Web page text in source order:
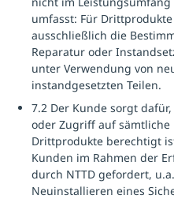
umfasst: Für
ausschließlich die
Reparatur oder
unter Verwendung von
instandgesetzten Teilen.
7.2 Der Kunde sorgt
oder Zugriff auf
Drittprodukte berechtigt
Kunden im Rahmen der
durch NTTD gefordert,
Neuinstallieren eines